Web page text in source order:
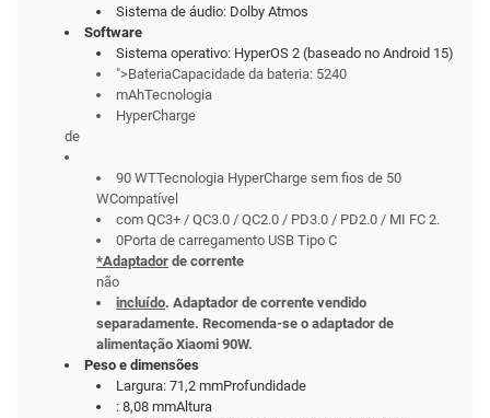
Sistema de áudio: Dolby Atmos
Software
Sistema operativo: HyperOS 2 (baseado no Android 15)
">BateriaCapacidade da bateria: 5240
mAhTecnologia
HyperCharge
de
90 WTTecnologia HyperCharge sem fios de 50
WCompatível
com QC3+ / QC3.0 / QC2.0 / PD3.0 / PD2.0 / MI FC 2.
0Porta de carregamento USB Tipo C
*Adaptador de corrente
não
incluído. Adaptador de corrente vendido
separadamente. Recomenda-se o adaptador de
alimentação Xiaomi 90W.
Peso e dimensões
Largura: 71,2 mmProfundidade
: 8,08 mmAltura